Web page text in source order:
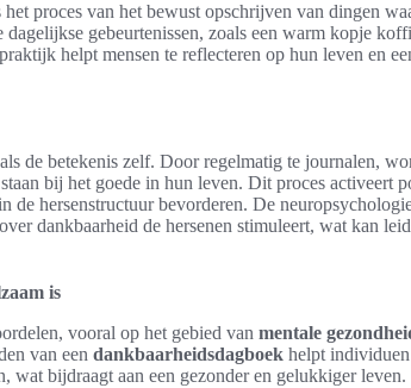
proces van het bewust opschrijven van dingen
gebeurtenissen, zoals een warm kopje
helpt mensen te reflecteren op hun leven en
de betekenis zelf. Door regelmatig te journalen,
bij het goede in hun leven. Dit proces activeert
de hersenstructuur bevorderen. De
dankbaarheid de hersenen stimuleert, wat kan
is
vooral op het gebied van mentale
van een dankbaarheidsdagboek helpt
wat bijdraagt aan een gezonder en gelukkiger leven.